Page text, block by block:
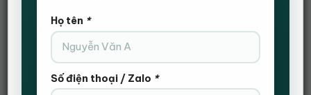
ĐẶT HÀNG NHANH
Họ tên *
Số điện thoại / Zalo *